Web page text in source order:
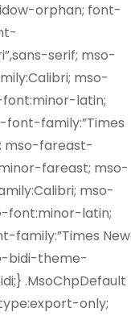
orphan; font-
serif; mso-
mso-
latin;
family:”Times
mso-fareast-
fareast; mso-
mso-
font:minor-latin;
family:”Times New
bidi-theme-
.MsoChpDefault
only;